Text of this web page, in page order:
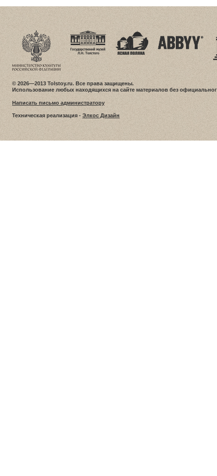
© 2026—2013 Tolstoy.ru. Все права защищены.
Использование любых находящихся на сайте материалов без
Написать письмо администратору
Техническая реализация - Элкос Дизайн